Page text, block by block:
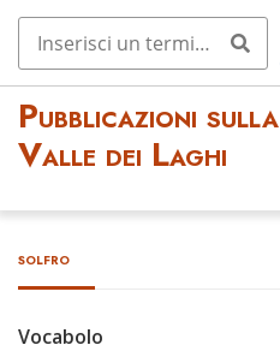
Pubblicazioni sulla
Valle dei Laghi
solfro
Vocabolo